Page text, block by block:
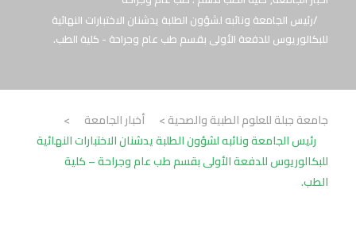
رئيس الجامعة ونائبه لشؤون الطلبة يدشنان الاختبارات النهائية
للبكالوريوس للدفعة الأولى بقسم طب عام وجراحة - كلية الطب.
جامعة جبلة للعلوم الطبية والصحية> أخبار الجامعة
>
رئيس الجامعة ونائبه لشؤون الطلبة يدشنان الاختبارات النهائية
للبكالوريوس للدفعة الأولى بقسم طب عام وجراحة – كلية
الطب.